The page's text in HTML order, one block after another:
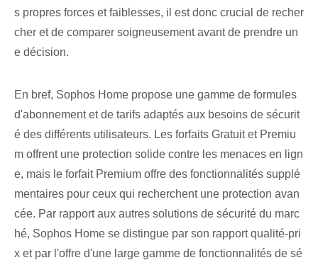
s propres forces et faiblesses, il est donc crucial de recher
cher et de comparer soigneusement avant de prendre un
e décision.
En bref, Sophos Home propose une gamme de formules
d'abonnement et de tarifs adaptés aux besoins de sécurit
é des différents utilisateurs. Les forfaits Gratuit et Premiu
m offrent une protection solide contre les menaces en lign
e, mais le forfait Premium offre des fonctionnalités supplé
mentaires pour ceux qui recherchent une protection avan
cée. Par rapport aux autres solutions de sécurité du marc
hé, Sophos Home se distingue par son rapport qualité-pri
x et par l'offre d'une large gamme de fonctionnalités de sé